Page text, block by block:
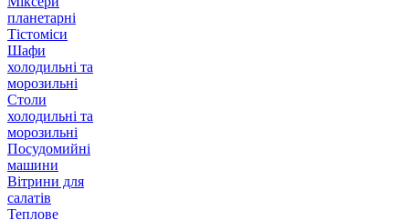
планетарні
Тістоміси
Шафи
холодильні та
морозильні
Столи
холодильні та
морозильні
Посудомийні
машини
Вітрини для
салатів
Теплове